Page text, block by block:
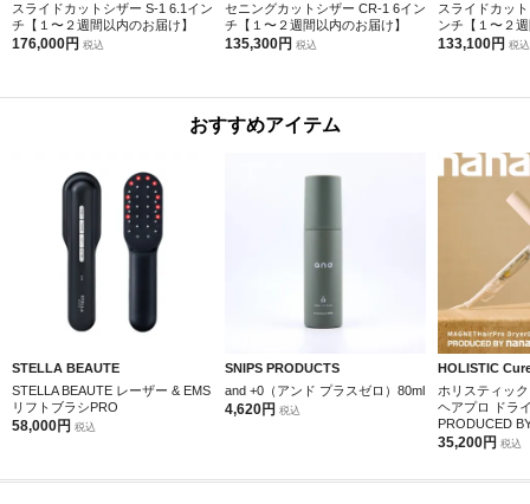
スライドカットシザー S-1 6.1イン
チ【１〜２週間以内のお届け】
176,000円 税込
セニングカットシザー CR-1 6イン
チ【１〜２週間以内のお届け】
135,300円 税込
スライドカッ
ンチ【１〜２
133,100円 税込
おすすめアイテム
STELLA BEAUTE
STELLA BEAUTE レーザー & EMS
リフトブラシPRO
58,000円 税込
SNIPS PRODUCTS
and +0（アンド プラスゼロ）80ml
4,620円 税込
HOLISTIC
ホリスティッ
ヘアプロ ドラ
PRODUCED
35,200円 税込